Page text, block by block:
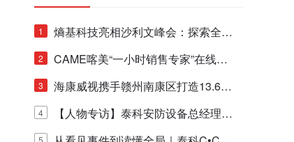
1
熵基科技亮相沙利文峰会：探索全栈
脑机技术商业化生态新路径
2
CAME喀美“一小时销售专家”在线赋
能培训正式启动！
3
海康威视携手赣州南康区打造13.6公
里绿波网
4
【人物专访】泰科安防设备总经理张
5